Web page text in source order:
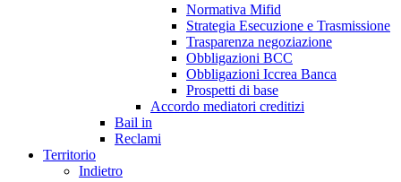
Normativa Mifid
Strategia Esecuzione e Trasmissione
Trasparenza negoziazione
Obbligazioni BCC
Obbligazioni Iccrea Banca
Prospetti di base
Accordo mediatori creditizi
Bail in
Reclami
Territorio
Indietro